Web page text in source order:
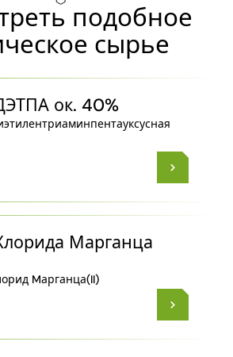
подобное
сырье
ок. 40%
Марганца
Mарганца​(II)​